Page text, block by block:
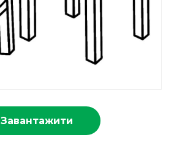
Завантажити